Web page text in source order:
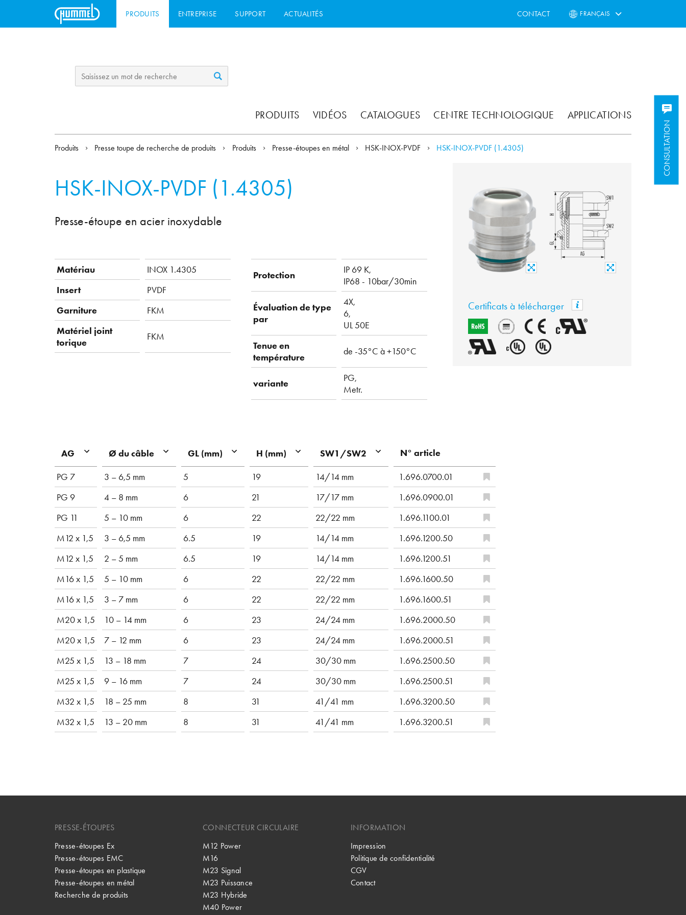
PRODUITS ENTREPRISE SUPPORT ACTUALITÉS CONTACT FRANÇAIS
PRODUITS VIDÉOS CATALOGUES CENTRE TECHNOLOGIQUE APPLICATIONS
CONSULTATION
Produits Presse toupe de recherche de produits Produits Presse-étoupes en métal HSK-INOX-PVDF HSK-INOX-PVDF (1.4305)
HSK-INOX-PVDF (1.4305)
Presse-étoupe en acier inoxydable
Matériau
INOX 1.4305
Insert
PVDF
Garniture
FKM
Matériel joint
torique
FKM
Protection
IP 69 K,
IP68 - 10bar/30min
Évaluation de type
par
4X,
6,
UL 50E
Tenue en
température
de -35°C à +150°C
variante
PG,
Metr.
Certificats à télécharger
AG Ø du câble GL (mm) H (mm) SW1/SW2 N° article
PG 7 3 – 6,5 mm 5 19 14/14 mm
1.696.0700.01
PG 9
4 – 8 mm 6 21 17/17 mm
1.696.0900.01
PG 11
5 – 10 mm 6 22 22/22 mm
1.696.1100.01
M12 x 1,5
3 – 6,5 mm 6.5 19 14/14 mm
1.696.1200.50
M12 x 1,5
2 – 5 mm 6.5 19 14/14 mm
1.696.1200.51
M16 x 1,5
5 – 10 mm 6 22 22/22 mm
1.696.1600.50
M16 x 1,5
3 – 7 mm 6 22 22/22 mm
1.696.1600.51
M20 x 1,5
10 – 14 mm 6 23 24/24 mm
1.696.2000.50
M20 x 1,5
7 – 12 mm 6 23 24/24 mm
1.696.2000.51
M25 x 1,5
13 – 18 mm 7 24 30/30 mm
1.696.2500.50
M25 x 1,5
9 – 16 mm 7 24 30/30 mm
1.696.2500.51
M32 x 1,5
18 – 25 mm 8 31 41/41 mm
1.696.3200.50
M32 x 1,5
13 – 20 mm 8 31 41/41 mm 1.696.3200.51
PRESSE-ÉTOUPES
Presse-étoupes Ex
Presse-étoupes EMC
Presse-étoupes en plastique
Presse-étoupes en métal
Recherche de produits
CONNECTEUR CIRCULAIRE
M12 Power
M16
M23 Signal
M23 Puissance
M23 Hybride
M40 Power
INFORMATION
Impression
Politique de confidentialité
CGV
Contact